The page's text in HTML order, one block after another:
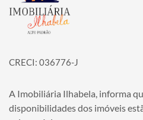
CRECI: 036776-J
A Imobiliária Ilhabela, informa
disponibilidades dos imóveis